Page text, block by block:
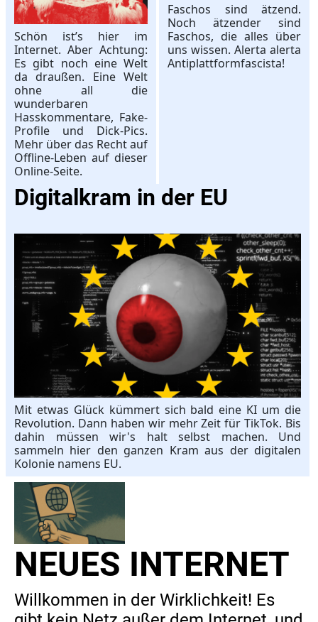
Schön ist’s hier im
Internet. Aber Achtung:
Es gibt noch eine Welt
da draußen. Eine Welt
ohne all die
wunderbaren
Hasskommentare, Fake-
Profile und Dick-Pics.
Mehr über das Recht auf
Offline-Leben auf dieser
Online-Seite.
Faschos sind ätzend.
Noch ätzender sind
Faschos, die alles über
uns wissen. Alerta alerta
Antiplattformfascista!
Digitalkram in der EU
Mit etwas Glück kümmert sich bald eine KI um die
Revolution. Dann haben wir mehr Zeit für TikTok. Bis
dahin müssen wir's halt selbst machen. Und
sammeln hier den ganzen Kram aus der digitalen
Kolonie namens EU.
NEUES INTERNET
Willkommen in der Wirklichkeit! Es